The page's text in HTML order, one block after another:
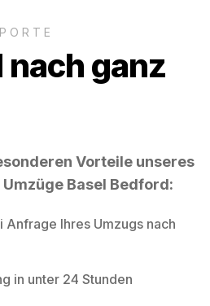
nach ganz
Vorteile unseres
Basel Bedford:
Anfrage Ihres Umzugs nach
in unter 24 Stunden